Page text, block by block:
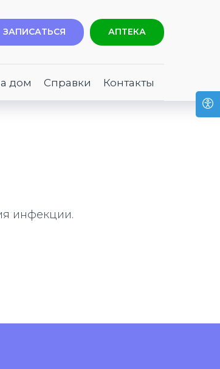
ЗАПИСАТЬСЯ АПТЕКА
дом Справки Контакты
инфекции.